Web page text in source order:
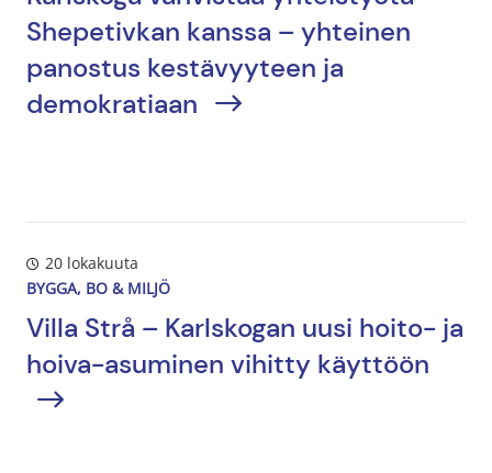
Shepetivkan kanssa – yhteinen
panostus kestävyyteen ja
demokratiaan
20 lokakuuta
BYGGA, BO & MILJÖ
Villa Strå – Karlskogan uusi hoito- ja
hoiva-asuminen vihitty käyttöön